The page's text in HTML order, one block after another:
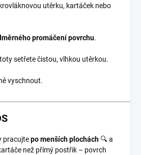
utěrku, kartáček nebo
promáčení povrchu.
setřete čistou, vlhkou utěrkou.
vyschnout.
pracujtepo menších plochách 🔍 a
než přímý postřik – povrch